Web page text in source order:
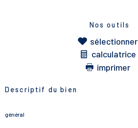
Nos outils
sélectionner
calculatrice
imprimer
Descriptif du bien
général